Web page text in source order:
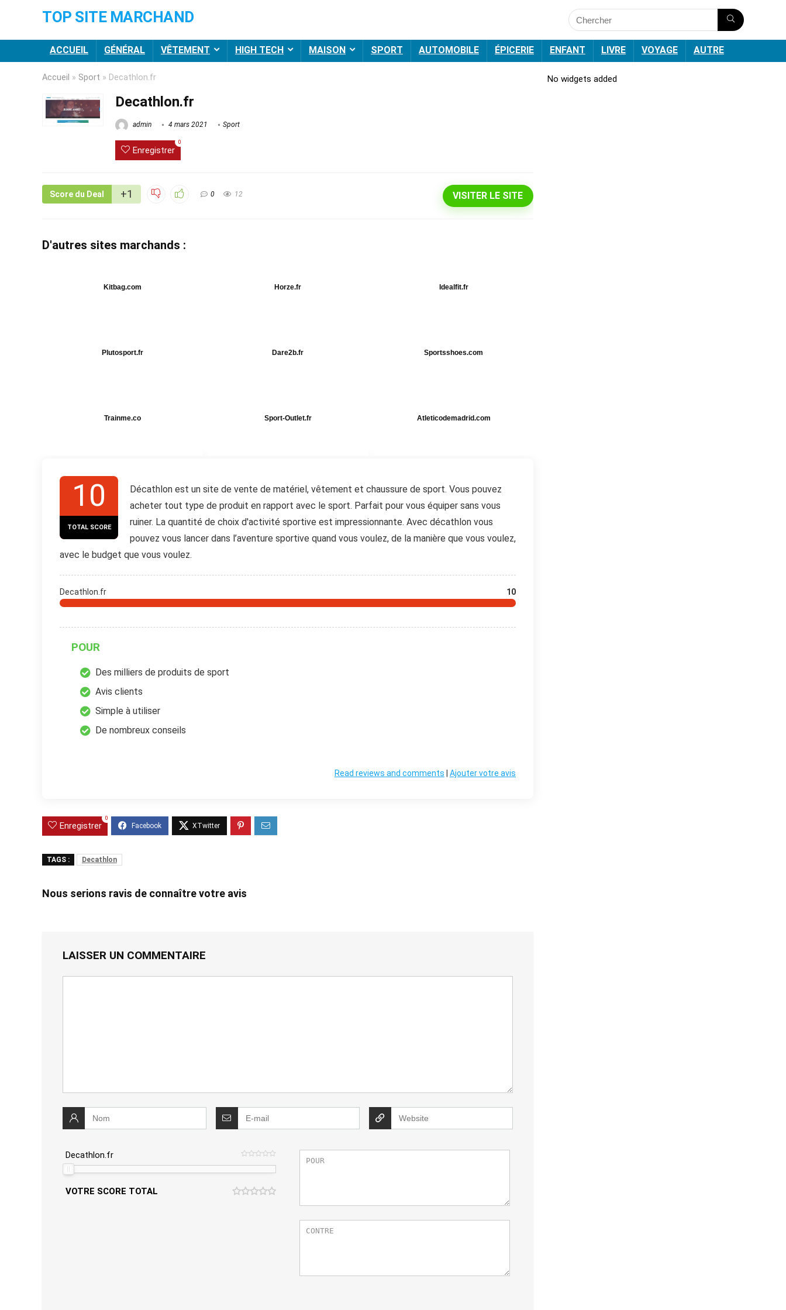
TOP SITE MARCHAND
ACCUEIL GÉNÉRAL VÊTEMENT HIGH TECH MAISON SPORT AUTOMOBILE ÉPICERIE ENFANT LIVRE VOYAGE AUTRE
Accueil » Sport » Decathlon.fr
Decathlon.fr
admin 4 mars 2021 Sport
Enregistrer
0
Score du Deal +1 0 12 VISITER LE SITE
D'autres sites marchands :
Kitbag.com Horze.fr Idealfit.fr
Plutosport.fr Dare2b.fr Sportsshoes.com
Trainme.co Sport-Outlet.fr Atleticodemadrid.com
10
TOTAL SCORE
Décathlon est un site de vente de matériel, vêtement et chaussure de sport. Vous pouvez
acheter tout type de produit en rapport avec le sport. Parfait pour vous équiper sans vous
ruiner. La quantité de choix d'activité sportive est impressionnante. Avec décathlon vous
pouvez vous lancer dans l’aventure sportive quand vous voulez, de la manière que vous voulez,
avec le budget que vous voulez.
Decathlon.fr 10
POUR
Des milliers de produits de sport
Avis clients
Simple à utiliser
De nombreux conseils
Ajouter votre avis
Read reviews and comments
Enregistrer
0
TAGS : Decathlon
Nous serions ravis de connaître votre avis
LAISSER UN COMMENTAIRE
Decathlon.fr
VOTRE SCORE TOTAL
No widgets added